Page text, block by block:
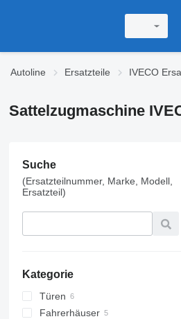
Autoline Ersatzteile IVECO
Sattelzugmaschine
Suche
(Ersatzteilnummer, Marke, Modell,
Ersatzteil)
Kategorie
Türen
Fahrerhäuser